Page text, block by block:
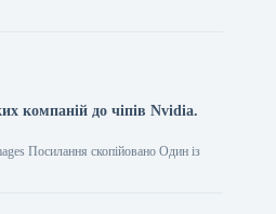
компаній до чіпів Nvidia.
Посилання скопійовано Один із